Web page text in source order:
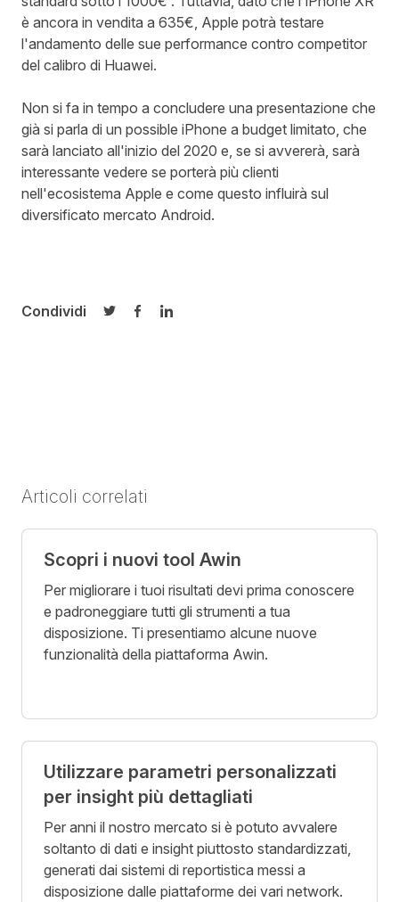
è ancora in vendita a 635€, Apple potrà testare
l'andamento delle sue performance contro competitor
del calibro di Huawei.
Non si fa in tempo a concludere una presentazione che
già si parla di un possible iPhone a budget limitato, che
sarà lanciato all'inizio del 2020 e, se si avvererà, sarà
interessante vedere se porterà più clienti
nell'ecosistema Apple e come questo influirà sul
diversificato mercato Android.
Condividi
Condividi su Twitter
Condividi su Facebook
Condividi su LinkedIn
Articoli correlati
Scopri i nuovi tool Awin
Per migliorare i tuoi risultati devi prima conoscere
e padroneggiare tutti gli strumenti a tua
disposizione. Ti presentiamo alcune nuove
funzionalità della piattaforma Awin.
Utilizzare parametri personalizzati
per insight più dettagliati
Per anni il nostro mercato si è potuto avvalere
soltanto di dati e insight piuttosto standardizzati,
generati dai sistemi di reportistica messi a
disposizione dalle piattaforme dei vari network.